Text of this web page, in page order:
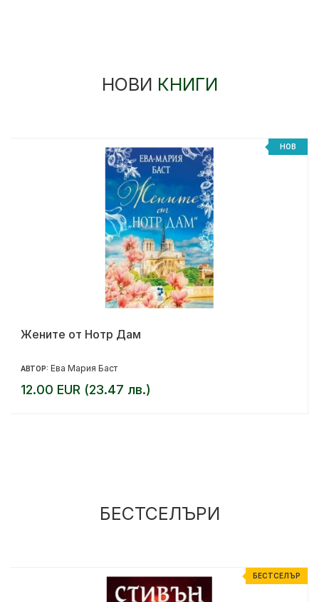
НОВИ КНИГИ
НОВ
Жените от Нотр Дам
АВТОР: Ева Мария Баст
12.00 EUR (23.47 лв.)
БЕСТСЕЛЪРИ
БЕСТСЕЛЪР